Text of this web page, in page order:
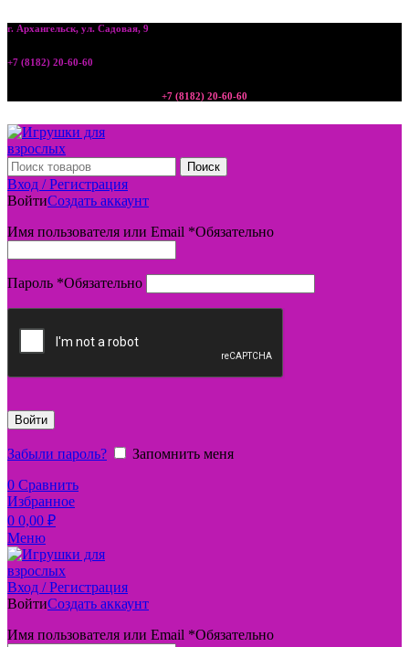
г. Архангельск, ул. Садовая, 9
+7 (8182) 20-60-60
+7 (8182) 20-60-60
Поиск
Вход / Регистрация
ВойтиСоздать аккаунт
Имя пользователя или Email *Обязательно
Пароль *Обязательно
Войти
Забыли пароль?
Запомнить меня
0 Сравнить
Избранное
0 0,00 ₽
Меню
Вход / Регистрация
ВойтиСоздать аккаунт
Имя пользователя или Email *Обязательно